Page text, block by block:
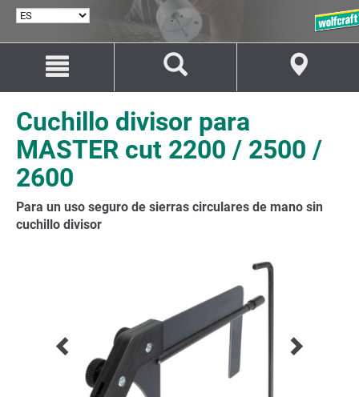
SELECCIONAR
contenido
la
navegación
Cuchillo divisor para
MASTER cut 2200 / 2500 /
2600
Para un uso seguro de sierras circulares de mano sin
cuchillo divisor